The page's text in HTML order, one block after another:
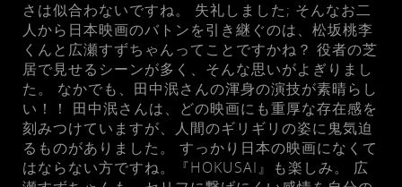
さは似合わないですね。 失礼しました; そんなお二
人から日本映画のバトンを引き継ぐのは、松坂桃李
くんと広瀬すずちゃんってことですかね？ 役者の芝
居で見せるシーンが多く、そんな思いがよぎりまし
た。 なかでも、田中泯さんの渾身の演技が素晴らし
い！！ 田中泯さんは、どの映画にも重厚な存在感を
刻みつけていますが、人間のギリギリの姿に鬼気迫
るものがありました。 すっかり日本の映画になくて
はならない方ですね。『HOKUSAI』も楽しみ。 広